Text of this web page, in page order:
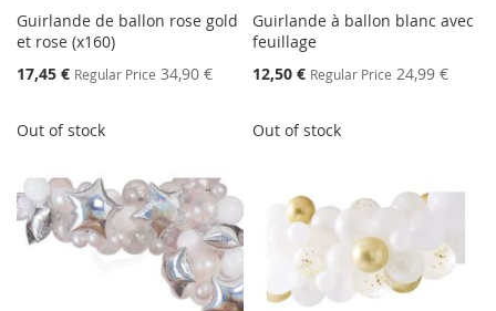
Guirlande de ballon rose gold
et rose (x160)
Special
Price
17,45 € Regular Price 34,90 €
Out of stock
Guirlande à ballon blanc avec
feuillage
Special
Price
12,50 € Regular Price 24,99 €
Out of stock